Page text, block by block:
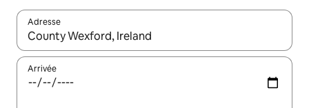
Adresse
Lorsque les résultats s'affichent, utilisez les flèches vers le
Arrivée